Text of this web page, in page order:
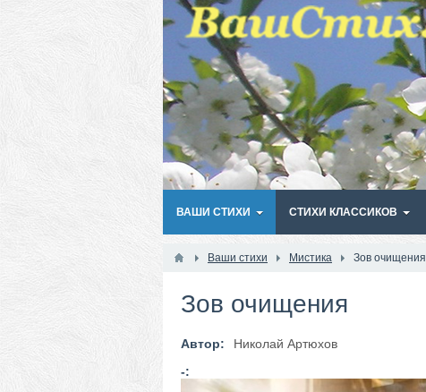
ВАШИ СТИХИ СТИХИ КЛАССИКОВ
Ваши стихи Мистика Зов очищения
Зов очищения
Автор:
Николай Артюхов
-: